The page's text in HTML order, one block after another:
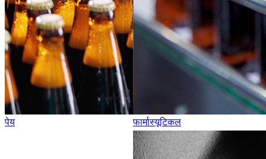
पेय फार्मास्यूटिकल